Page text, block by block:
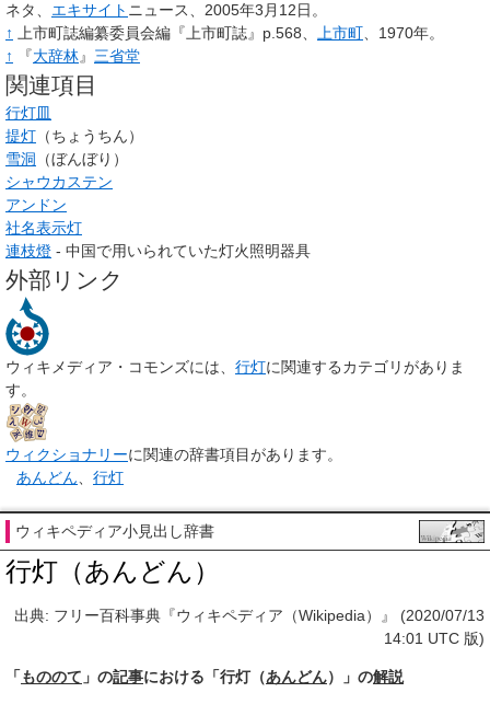
ネタ、 エキサイト ニュース、2005年3月12日。
↑ 上市町誌編纂委員会編『上市町誌』p.568、 上市町、1970年。
↑
『大辞林』 三省堂
関連項目
行灯皿
提灯 （ちょうちん）
雪洞 （ぼんぼり）
シャウカステン
アンドン
社名表示灯
連枝燈 - 中国で用いられていた灯火照明器具
外部リンク
ウィキメディア・コモンズには、 行灯に関連するカテゴリがありま
す。
ウィクショナリーに関連の辞書項目があります。
あんどん、 行灯
ウィキペディア小見出し辞書
行灯（あんどん）
出典: フリー百科事典『ウィキペディア（Wikipedia）』 (2020/07/13
14:01 UTC 版)
「もののて 」の記事における「行灯（あんどん）」の解説